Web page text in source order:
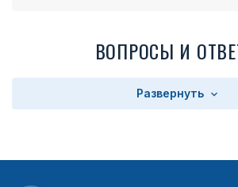
ВОПРОСЫ И
Развернуть